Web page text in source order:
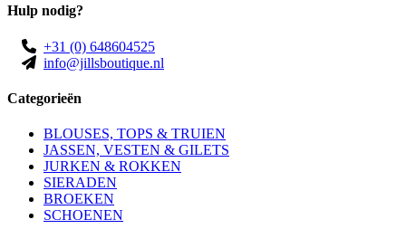
Hulp nodig?
+31 (0) 648604525
info@jillsboutique.nl
Categorieën
BLOUSES, TOPS & TRUIEN
JASSEN, VESTEN & GILETS
JURKEN & ROKKEN
SIERADEN
BROEKEN
SCHOENEN